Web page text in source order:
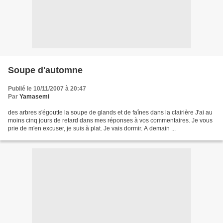
Soupe d'automne
Publié le 10/11/2007 à 20:47
Par Yamasemi
des arbres s'égoutte la soupe de glands et de faînes dans la clairière J'ai au
moins cinq jours de retard dans mes réponses à vos commentaires. Je vous
prie de m'en excuser, je suis à plat. Je vais dormir. A demain ...